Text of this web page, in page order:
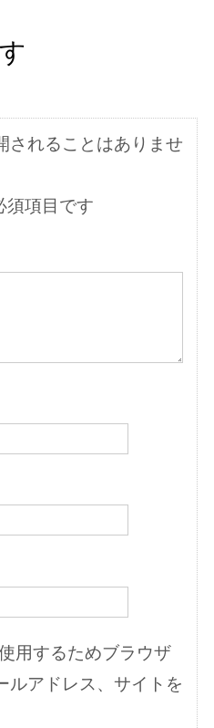
されることはありませ
項目です
用するためブラウザ
ルアドレス、サイトを